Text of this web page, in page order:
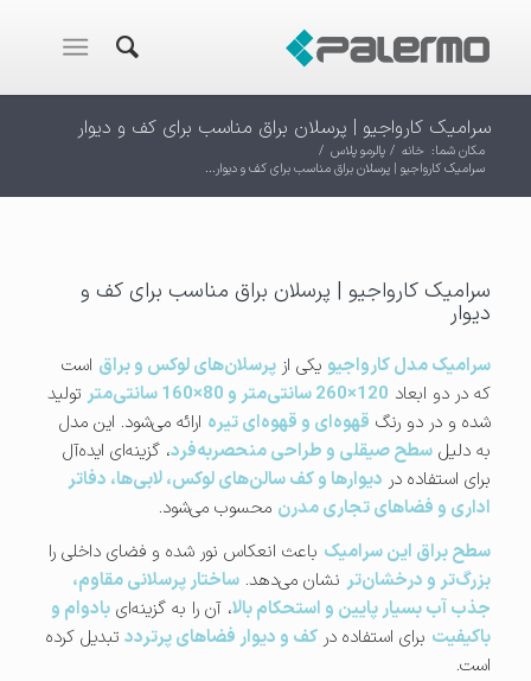
سرامیک کارواجیو | پرسلان براق مناسب برای کف و دیوار
مکان شما: خانه / پالرمو پلاس /
سرامیک کارواجیو | پرسلان براق مناسب برای کف و دیوار...
سرامیک کارواجیو | پرسلان براق مناسب برای کف و
دیوار
سرامیک مدل کارواجیو یکی از پرسلان‌های لوکس و براق است
که در دو ابعاد 120×260 سانتی‌متر و 80×160 سانتی‌متر
تولید
شده و در دو رنگ قهوه‌ای و قهوه‌ای تیره ارائه می‌شود. این مدل
به دلیل سطح صیقلی و طراحی منحصر‌به‌فرد، گزینه‌ای ایده‌آل
برای استفاده در دیوارها و کف سالن‌های لوکس، لابی‌ها، دفاتر
اداری و فضاهای تجاری مدرن محسوب می‌شود.
سطح براق این سرامیک باعث انعکاس نور شده و فضای داخلی را
بزرگ‌تر و درخشان‌تر نشان می‌دهد. ساختار پرسلانی مقاوم،
جذب آب بسیار پایین و استحکام بالا، آن را به گزینه‌ای بادوام و
باکیفیت برای استفاده در کف و دیوار فضاهای پرترددتبدیل کرده
است.